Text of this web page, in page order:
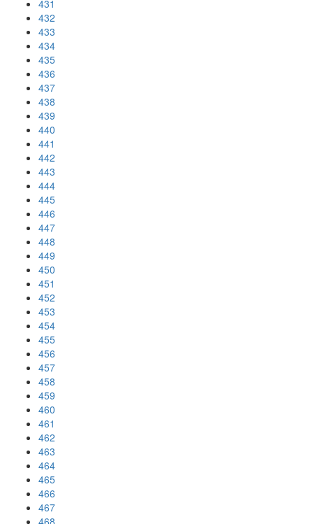
431
432
433
434
435
436
437
438
439
440
441
442
443
444
445
446
447
448
449
450
451
452
453
454
455
456
457
458
459
460
461
462
463
464
465
466
467